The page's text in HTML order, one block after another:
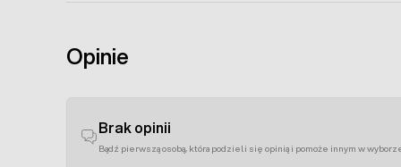
Opinie
Brak opinii
Bądź pierwszą osobą, która podzieli się opinią i pomoże innym w